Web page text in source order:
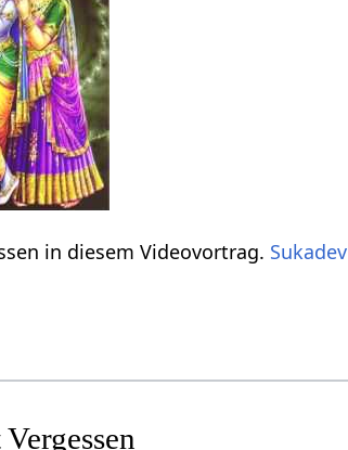
Verstehe etwas mehr über das Thema Vergessen‏‎ in diesem Videovortrag. Sukadev